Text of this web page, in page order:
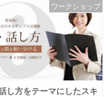
し方をテーマにしたスキ
ワークショップ